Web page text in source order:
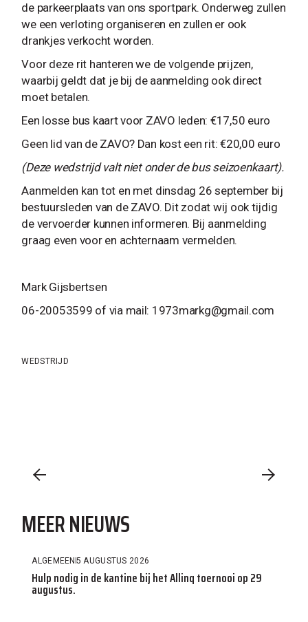
de parkeerplaats van ons sportpark. Onderweg zullen
we een verloting organiseren en zullen er ook
drankjes verkocht worden.
Voor deze rit hanteren we de volgende prijzen,
waarbij geldt dat je bij de aanmelding ook direct
moet betalen.
Een losse bus kaart voor ZAVO leden: €17,50 euro
Geen lid van de ZAVO? Dan kost een rit: €20,00 euro
(Deze wedstrijd valt niet onder de bus seizoenkaart).
Aanmelden kan tot en met dinsdag 26 september bij
bestuursleden van de ZAVO. Dit zodat wij ook tijdig
de vervoerder kunnen informeren. Bij aanmelding
graag even voor en achternaam vermelden.
Mark Gijsbertsen
06-20053599 of via mail: 1973markg@gmail.com
WEDSTRIJD
MEER NIEUWS
ALGEMEEN5 AUGUSTUS 2026
Hulp nodig in de kantine bij het Allinq toernooi op 29
augustus.